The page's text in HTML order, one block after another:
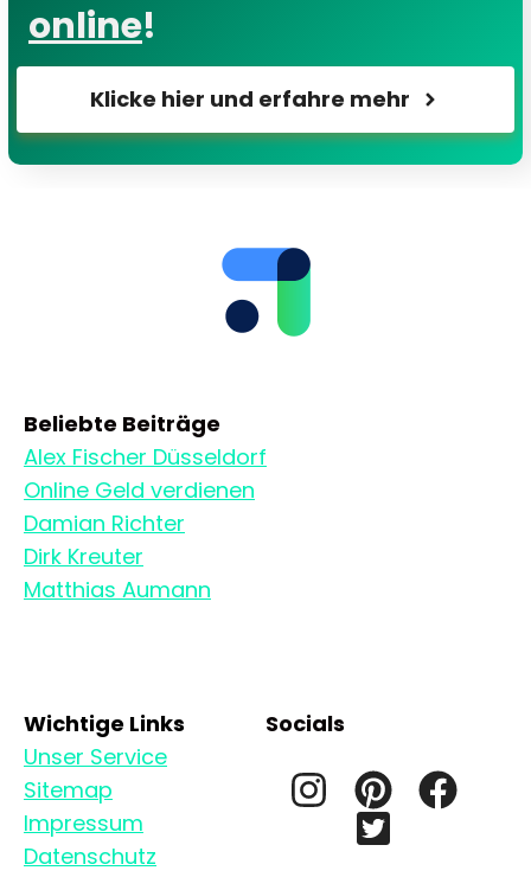
online!
Klicke hier und erfahre mehr
Beliebte Beiträge
Alex Fischer Düsseldorf
Online Geld verdienen
Damian Richter
Dirk Kreuter
Matthias Aumann
Wichtige Links
Unser Service
Sitemap
Impressum
Datenschutz
Socials